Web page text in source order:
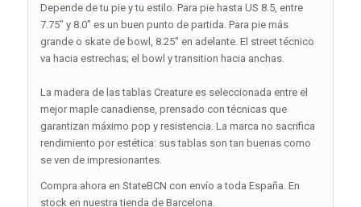
Depende de tu pie y tu estilo. Para pie hasta US 8.5, entre
7.75″ y 8.0″ es un buen punto de partida. Para pie más
grande o skate de bowl, 8.25″ en adelante. El street técnico
va hacia estrechas; el bowl y transition hacia anchas.
La madera de las tablas Creature es seleccionada entre el
mejor maple canadiense, prensado con técnicas que
garantizan máximo pop y resistencia. La marca no sacrifica
rendimiento por estética: sus tablas son tan buenas como
se ven de impresionantes.
Compra ahora en StateBCN con envío a toda España. En
stock en nuestra tienda de Barcelona.